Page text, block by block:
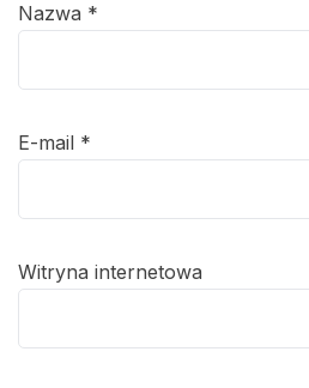
Nazwa *
E-mail *
Witryna internetowa